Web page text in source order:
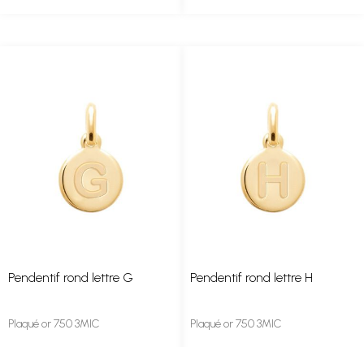
Pendentif rond lettre G
Plaqué or 750 3MIC
Pendentif rond lettre H
Plaqué or 750 3MIC